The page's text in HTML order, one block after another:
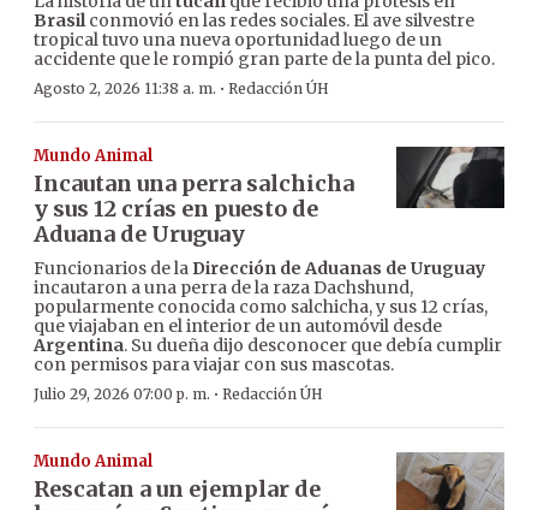
Brasilconmovió en las redes sociales. El ave silvestre
tropical tuvo una nueva oportunidad luego de un
accidente que le rompió gran parte de la punta del pico.
Agosto 2, 2026 11:38 a. m. · Redacción ÚH
Mundo Animal
Incautan una perra salchicha
y sus 12 crías en puesto de
Aduana de Uruguay
Funcionarios de la Dirección de Aduanas de Uruguay
incautaron a una perra de la raza Dachshund,
popularmente conocida como salchicha, y sus 12 crías,
que viajaban en el interior de un automóvil desde
Argentina. Su dueña dijo desconocer que debía cumplir
con permisos para viajar con sus mascotas.
Julio 29, 2026 07:00 p. m. · Redacción ÚH
Mundo Animal
Rescatan a un ejemplar de